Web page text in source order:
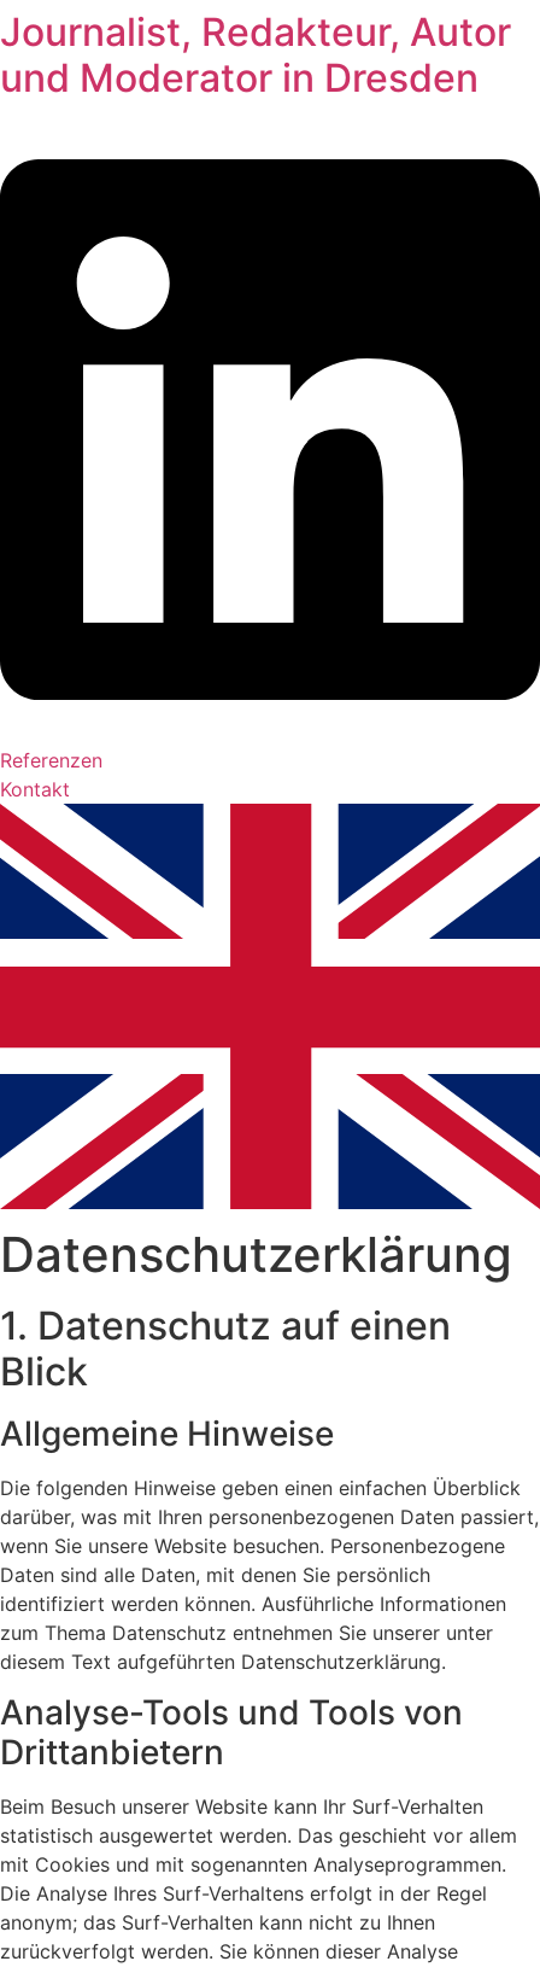
Zum
Inhalt
springen
Journalist, Redakteur, Autor
und Moderator in Dresden
Referenzen
Kontakt
Datenschutzerklärung
1. Datenschutz auf einen
Blick
Allgemeine Hinweise
Die folgenden Hinweise geben einen einfachen Überblick
darüber, was mit Ihren personenbezogenen Daten passiert,
wenn Sie unsere Website besuchen. Personenbezogene
Daten sind alle Daten, mit denen Sie persönlich
identifiziert werden können. Ausführliche Informationen
zum Thema Datenschutz entnehmen Sie unserer unter
diesem Text aufgeführten Datenschutzerklärung.
Analyse-Tools und Tools von
Drittanbietern
Beim Besuch unserer Website kann Ihr Surf-Verhalten
statistisch ausgewertet werden. Das geschieht vor allem
mit Cookies und mit sogenannten Analyseprogrammen.
Die Analyse Ihres Surf-Verhaltens erfolgt in der Regel
anonym; das Surf-Verhalten kann nicht zu Ihnen
zurückverfolgt werden. Sie können dieser Analyse